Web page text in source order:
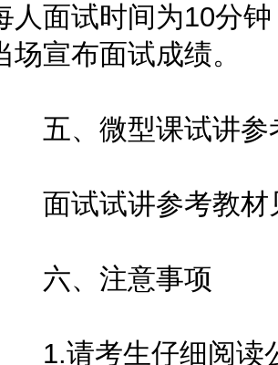
人面试时间为10分
场宣布面试成绩。
五、微型课试讲参
面试试讲参考教材
六、注意事项
1.请考生仔细阅读